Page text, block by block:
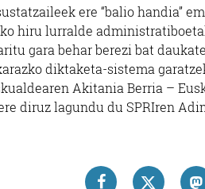
ere “balio handia”
hiru lurralde
gara behar berezi bat
diktaketa-sistema
Akitania Berria –
diruz lagundu du SPRIren